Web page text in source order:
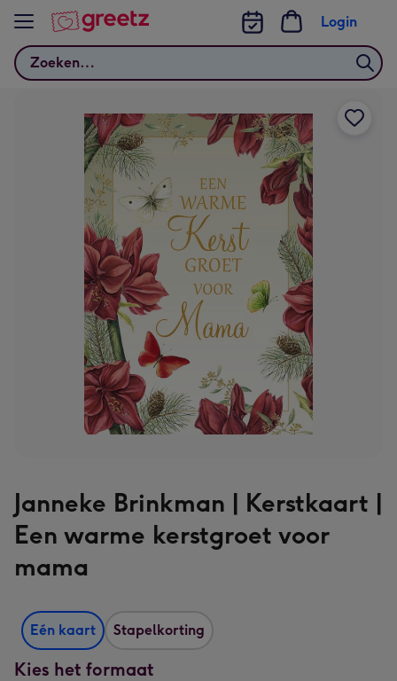
Bekijk meer
Zoeken
Login
Janneke Brinkman | Kerstkaart |
Een warme kerstgroet voor
mama
Eén kaart Stapelkorting
Kies het formaat